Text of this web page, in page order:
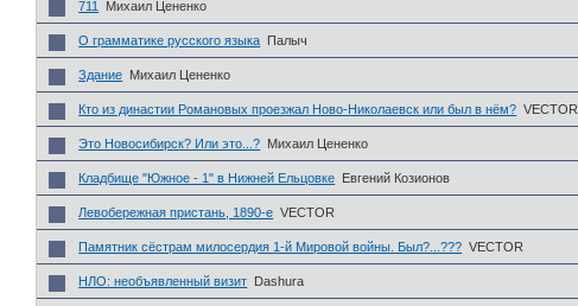
711 Михаил Цененко
О грамматике русского языка Палыч
Здание Михаил Цененко
Кто из династии Романовых проезжал Ново-Николаевск или был в нём? VECTOR
Это Новосибирск? Или это...? Михаил Цененко
Кладбище "Южное - 1" в Нижней Ельцовке Евгений Козионов
Левобережная пристань, 1890-е VECTOR
Памятник сёстрам милосердия 1-й Мировой войны. Был?...??? VECTOR
НЛО: необъявленный визит Dashura